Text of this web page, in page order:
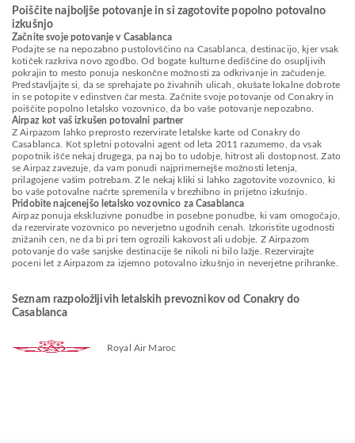
Poiščite najboljše potovanje in si zagotovite popolno potovalno
izkušnjo
Začnite svoje potovanje v Casablanca
Podajte se na nepozabno pustolovščino na Casablanca, destinacijo, kjer vsak
kotiček razkriva novo zgodbo. Od bogate kulturne dediščine do osupljivih
pokrajin to mesto ponuja neskončne možnosti za odkrivanje in začudenje.
Predstavljajte si, da se sprehajate po živahnih ulicah, okušate lokalne dobrote
in se potopite v edinstven čar mesta. Začnite svoje potovanje od Conakry in
poiščite popolno letalsko vozovnico, da bo vaše potovanje nepozabno.
Airpaz kot vaš izkušen potovalni partner
Z Airpazom lahko preprosto rezervirate letalske karte od Conakry do
Casablanca. Kot spletni potovalni agent od leta 2011 razumemo, da vsak
popotnik išče nekaj drugega, pa naj bo to udobje, hitrost ali dostopnost. Zato
se Airpaz zavezuje, da vam ponudi najprimernejše možnosti letenja,
prilagojene vašim potrebam. Z le nekaj kliki si lahko zagotovite vozovnico, ki
bo vaše potovalne načrte spremenila v brezhibno in prijetno izkušnjo.
Pridobite najcenejšo letalsko vozovnico za Casablanca
Airpaz ponuja ekskluzivne ponudbe in posebne ponudbe, ki vam omogočajo,
da rezervirate vozovnico po neverjetno ugodnih cenah. Izkoristite ugodnosti
znižanih cen, ne da bi pri tem ogrozili kakovost ali udobje. Z Airpazom
potovanje do vaše sanjske destinacije še nikoli ni bilo lažje. Rezervirajte
poceni let z Airpazom za izjemno potovalno izkušnjo in neverjetne prihranke.
Seznam razpoložljivih letalskih prevoznikov od Conakry do
Casablanca
Royal Air Maroc